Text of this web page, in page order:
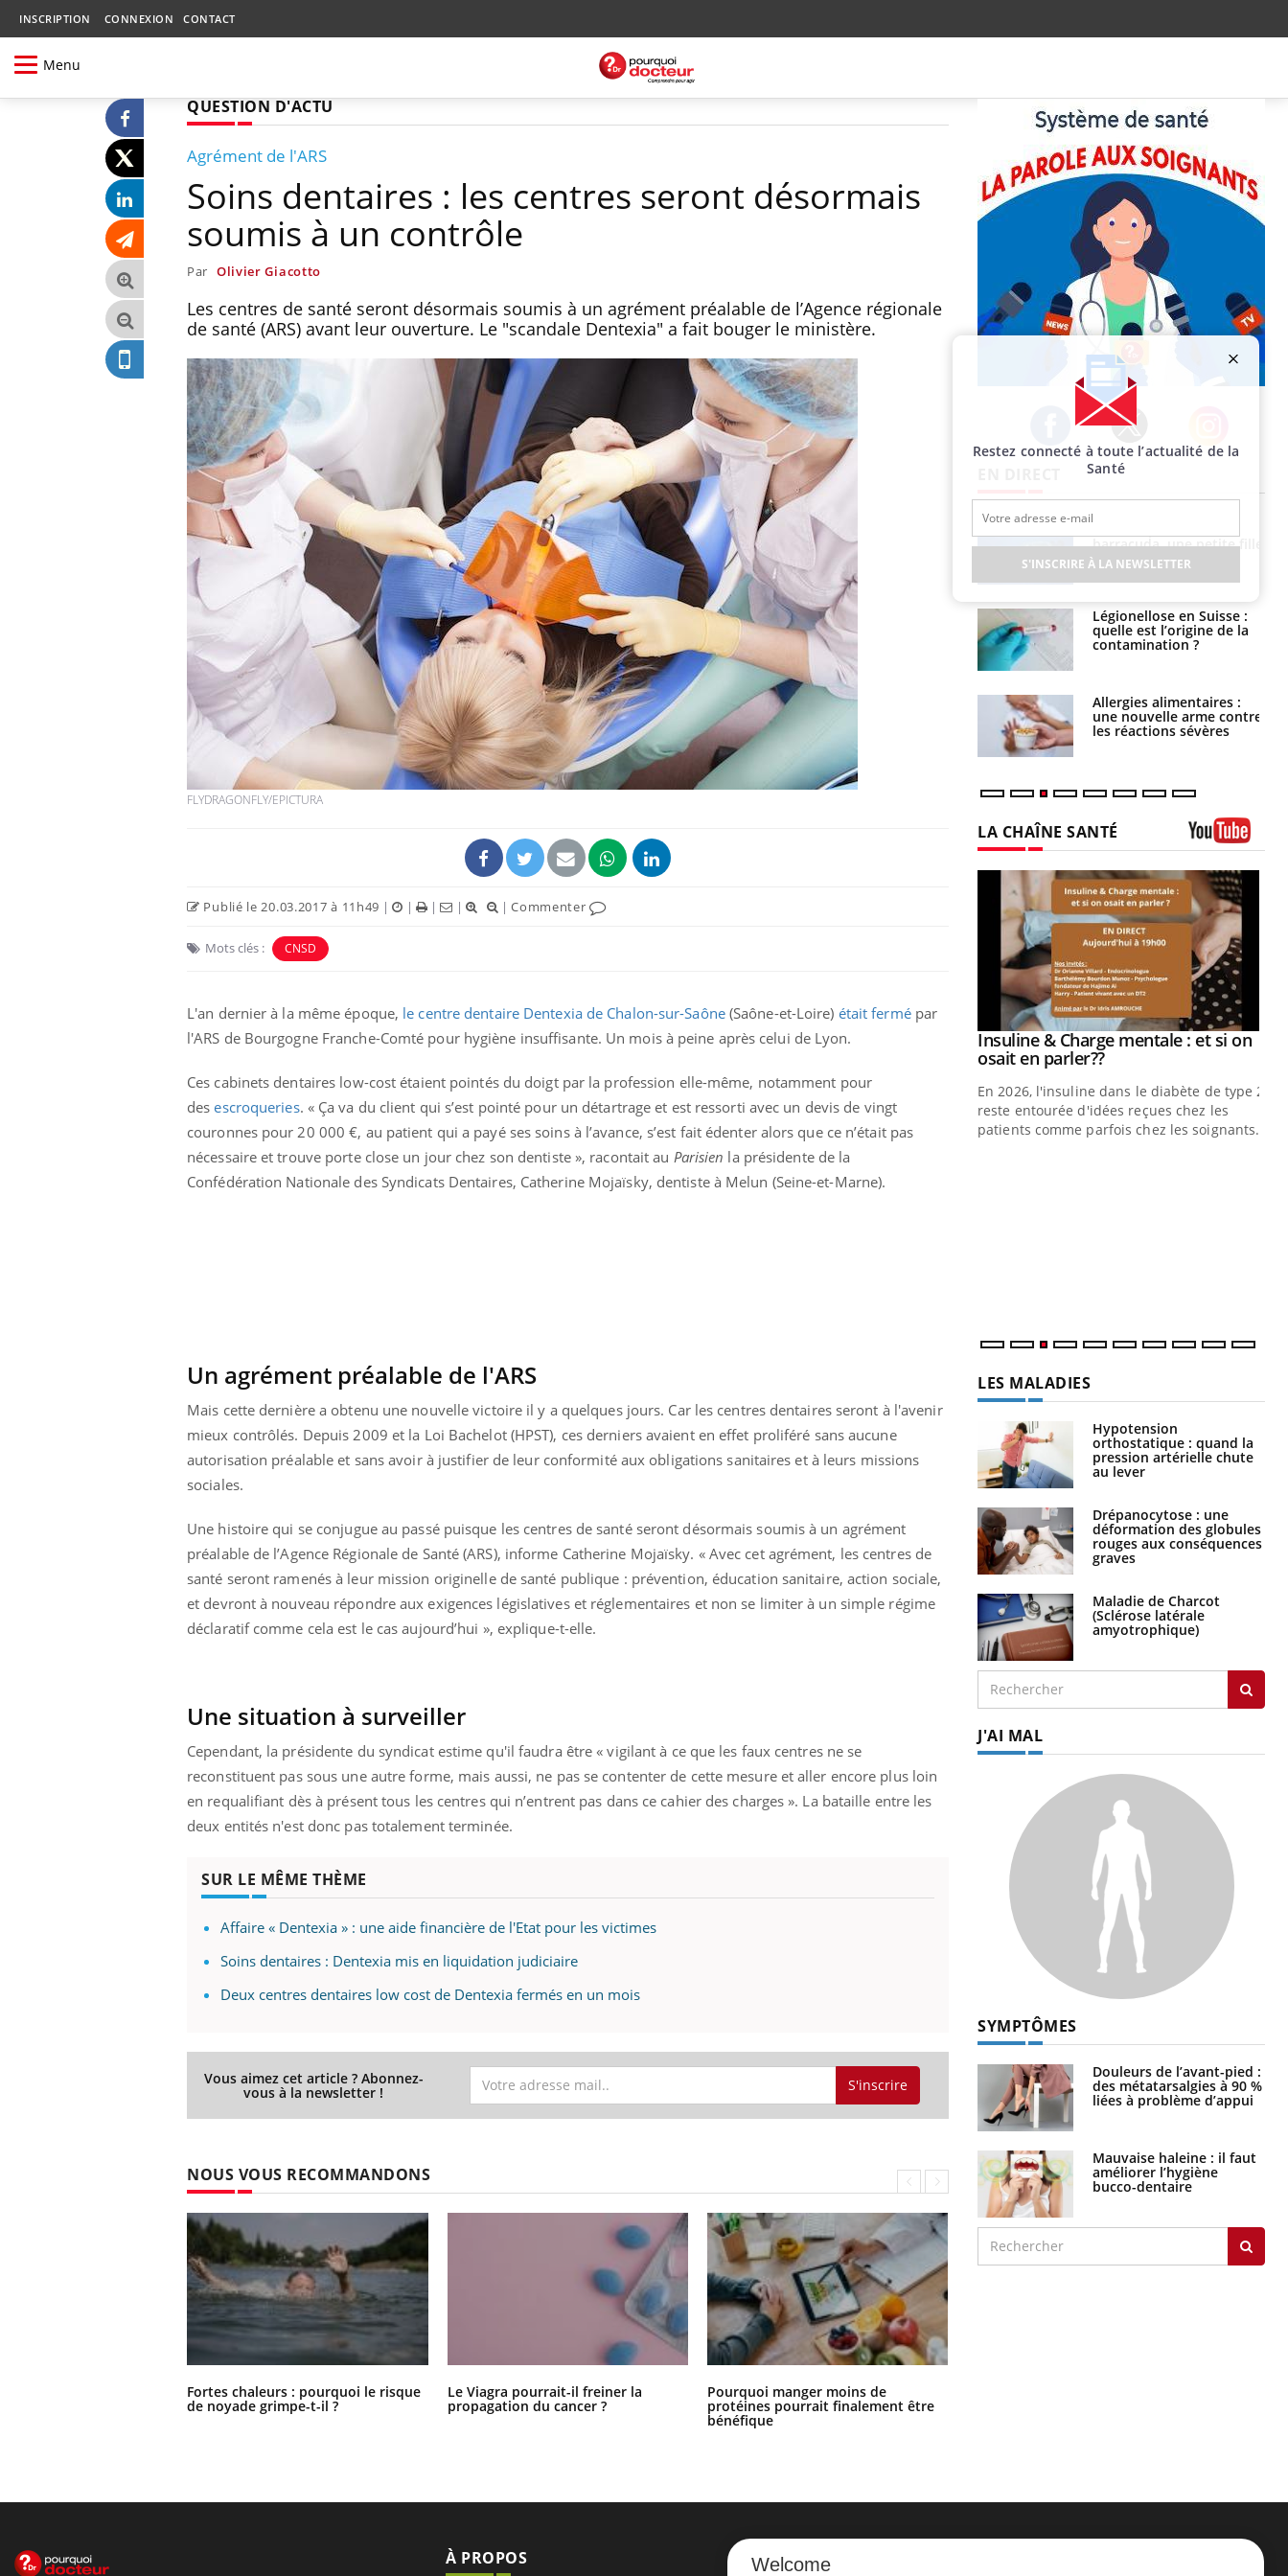
INSCRIPTION CONNEXION CONTACT
Menu
QUESTION D'ACTU
Agrément de l'ARS
Soins dentaires : les centres seront désormais
soumis à un contrôle
Par Olivier Giacotto
Les centres de santé seront désormais soumis à un agrément préalable de l’Agence régionale
de santé (ARS) avant leur ouverture. Le "scandale Dentexia" a fait bouger le ministère.
FLYDRAGONFLY/EPICTURA
Publié le 20.03.2017 à 11h49 | | | | |Commenter
Mots clés : CNSD
L'an dernier à la même époque, le centre dentaire Dentexia de Chalon-sur-Saône(Saône-et-Loire) était fermépar
l'ARS de Bourgogne Franche-Comté pour hygiène insuffisante. Un mois à peine après celui de Lyon.
Ces cabinets dentaires low-cost étaient pointés du doigt par la profession elle-même, notamment pour
desescroqueries. « Ça va du client qui s’est pointé pour un détartrage et est ressorti avec un devis de vingt
couronnes pour 20 000 €, au patient qui a payé ses soins à l’avance, s’est fait édenter alors que ce n’était pas
nécessaire et trouve porte close un jour chez son dentiste », racontait au Parisien la présidente de la
Confédération Nationale des Syndicats Dentaires, Catherine Mojaïsky, dentiste à Melun (Seine-et-Marne).
Un agrément préalable de l'ARS
Mais cette dernière a obtenu une nouvelle victoire il y a quelques jours. Car les centres dentaires seront à l'avenir
mieux contrôlés. Depuis 2009 et la Loi Bachelot (HPST), ces derniers avaient en effet proliféré sans aucune
autorisation préalable et sans avoir à justifier de leur conformité aux obligations sanitaires et à leurs missions
sociales.
Une histoire qui se conjugue au passé puisque les centres de santé seront désormais soumis à un agrément
préalable de l’Agence Régionale de Santé (ARS), informe Catherine Mojaïsky. « Avec cet agrément, les centres de
santé seront ramenés à leur mission originelle de santé publique : prévention, éducation sanitaire, action sociale,
et devront à nouveau répondre aux exigences législatives et réglementaires et non se limiter à un simple régime
déclaratif comme cela est le cas aujourd’hui », explique-t-elle.
Une situation à surveiller
Cependant, la présidente du syndicat estime qu'il faudra être « vigilant à ce que les faux centres ne se
reconstituent pas sous une autre forme, mais aussi, ne pas se contenter de cette mesure et aller encore plus loin
en requalifiant dès à présent tous les centres qui n’entrent pas dans ce cahier des charges ». La bataille entre les
deux entités n'est donc pas totalement terminée.
SUR LE MÊME THÈME
Affaire « Dentexia » : une aide financière de l'Etat pour les victimes
Soins dentaires : Dentexia mis en liquidation judiciaire
Deux centres dentaires low cost de Dentexia fermés en un mois
Vous aimez cet article ? Abonnez-
vous à la newsletter ! S'inscrire
NOUS VOUS RECOMMANDONS
Fortes chaleurs : pourquoi le risque
de noyade grimpe-t-il ?
Le Viagra pourrait-il freiner la
propagation du cancer ?
Pourquoi manger moins de
protéines pourrait finalement être
bénéfique
Facebook Twitter Instagram
Fortes chaleurs :
pourquoi le risque de
noyade grimpe-t-il ?
Le Viagra pourrait-il
freiner la propagation du
cancer ?
Pourquoi manger moins
de protéines pourrait
finalement être bénéfique
Grossesse et chaleur : ce
que dit la science
Le smartphone nuit-il à
l'apprentissage de la
lecture ?
Mordue par une tique en
barracuda, une petite fille
secourue grâce à un
réflexe essentiel
Légionellose en Suisse :
quelle est l’origine de la
contamination ?
Allergies alimentaires :
une nouvelle arme contre
les réactions sévères
LA CHAÎNE SANTÉ
Youtube
Eczéma Chronique des Mains :
Il y a des sujets qui sont faciles à aborder...
d'autres non ! D'un côté, poser des
questions sur la maladie d'un proche c'est
montrer ...
Youtube
Carence en fer : comprendre pour
Fatigue, irritabilité, brouillard mental ou
même alopécie… Les symptômes de la
carence en fer sont multiples ce qui la rend
...
Youtube
Insuline & Charge mentale : et si on
osait en parler??Youtube
En 2026, l'insuline dans le diabète de type 2
reste entourée d'idées reçues chez les
patients comme parfois chez les soignants.
LES MALADIES
Hypotension
orthostatique : quand la
pression artérielle chute
au lever
Drépanocytose : une
déformation des globules
rouges aux conséquences
graves
Maladie de Charcot
(Sclérose latérale
amyotrophique)
J'AI MAL
SYMPTÔMES
Douleurs de l’avant-pied :
des métatarsalgies à 90 %
liées à problème d’appui
Mauvaise haleine : il faut
améliorer l’hygiène
bucco-dentaire
Restez connecté à toute l’actualité de la
Santé
S'INSCRIRE À LA NEWSLETTER
À PROPOS NEWSLETTER
Welcome